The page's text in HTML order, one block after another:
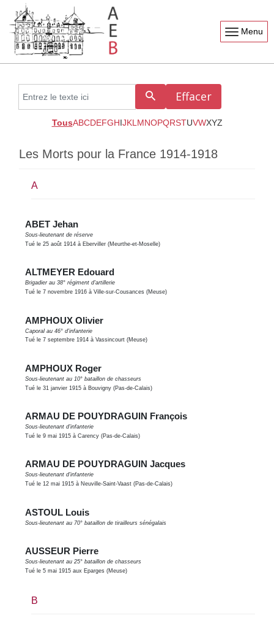
Menu
Rechercher Effacer
TousABCDEFGHIJKL MNOPQRSTUVWXYZ
Les Morts pour la France 1914-1918
A
ABET Jehan
Sous-lieutenant de réserve
Tué le 25 août 1914 à Eberviller (Meurthe-et-Moselle)
ALTMEYER Edouard
Brigadier au 38° régiment d'artillerie
Tué le 7 novembre 1916 à Ville-sur-Cousances (Meuse)
AMPHOUX Olivier
Caporal au 46° d'infanterie
Tué le 7 septembre 1914 à Vassincourt (Meuse)
AMPHOUX Roger
Sous-lieutenant au 10° bataillon de chasseurs
Tué le 31 janvier 1915 à Bouvigny (Pas-de-Calais)
ARMAU DE POUYDRAGUIN François
Sous-lieutenant d'infanterie
Tué le 9 mai 1915 à Carency (Pas-de-Calais)
ARMAU DE POUYDRAGUIN Jacques
Sous-lieutenant d'infanterie
Tué le 12 mai 1915 à Neuville-Saint-Vaast (Pas-de-Calais)
ASTOUL Louis
Sous-lieutenant au 70° bataillon de tirailleurs sénégalais
AUSSEUR Pierre
Sous-lieutenant au 25° bataillon de chasseurs
Tué le 5 mai 1915 aux Eparges (Meuse)
B